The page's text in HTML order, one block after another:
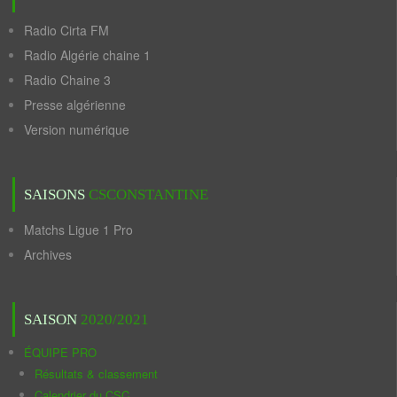
Radio Cirta FM
Radio Algérie chaine 1
Radio Chaine 3
Presse algérienne
Version numérique
SAISONS CSCONSTANTINE
Matchs Ligue 1 Pro
Archives
SAISON 2020/2021
ÉQUIPE PRO
Résultats & classement